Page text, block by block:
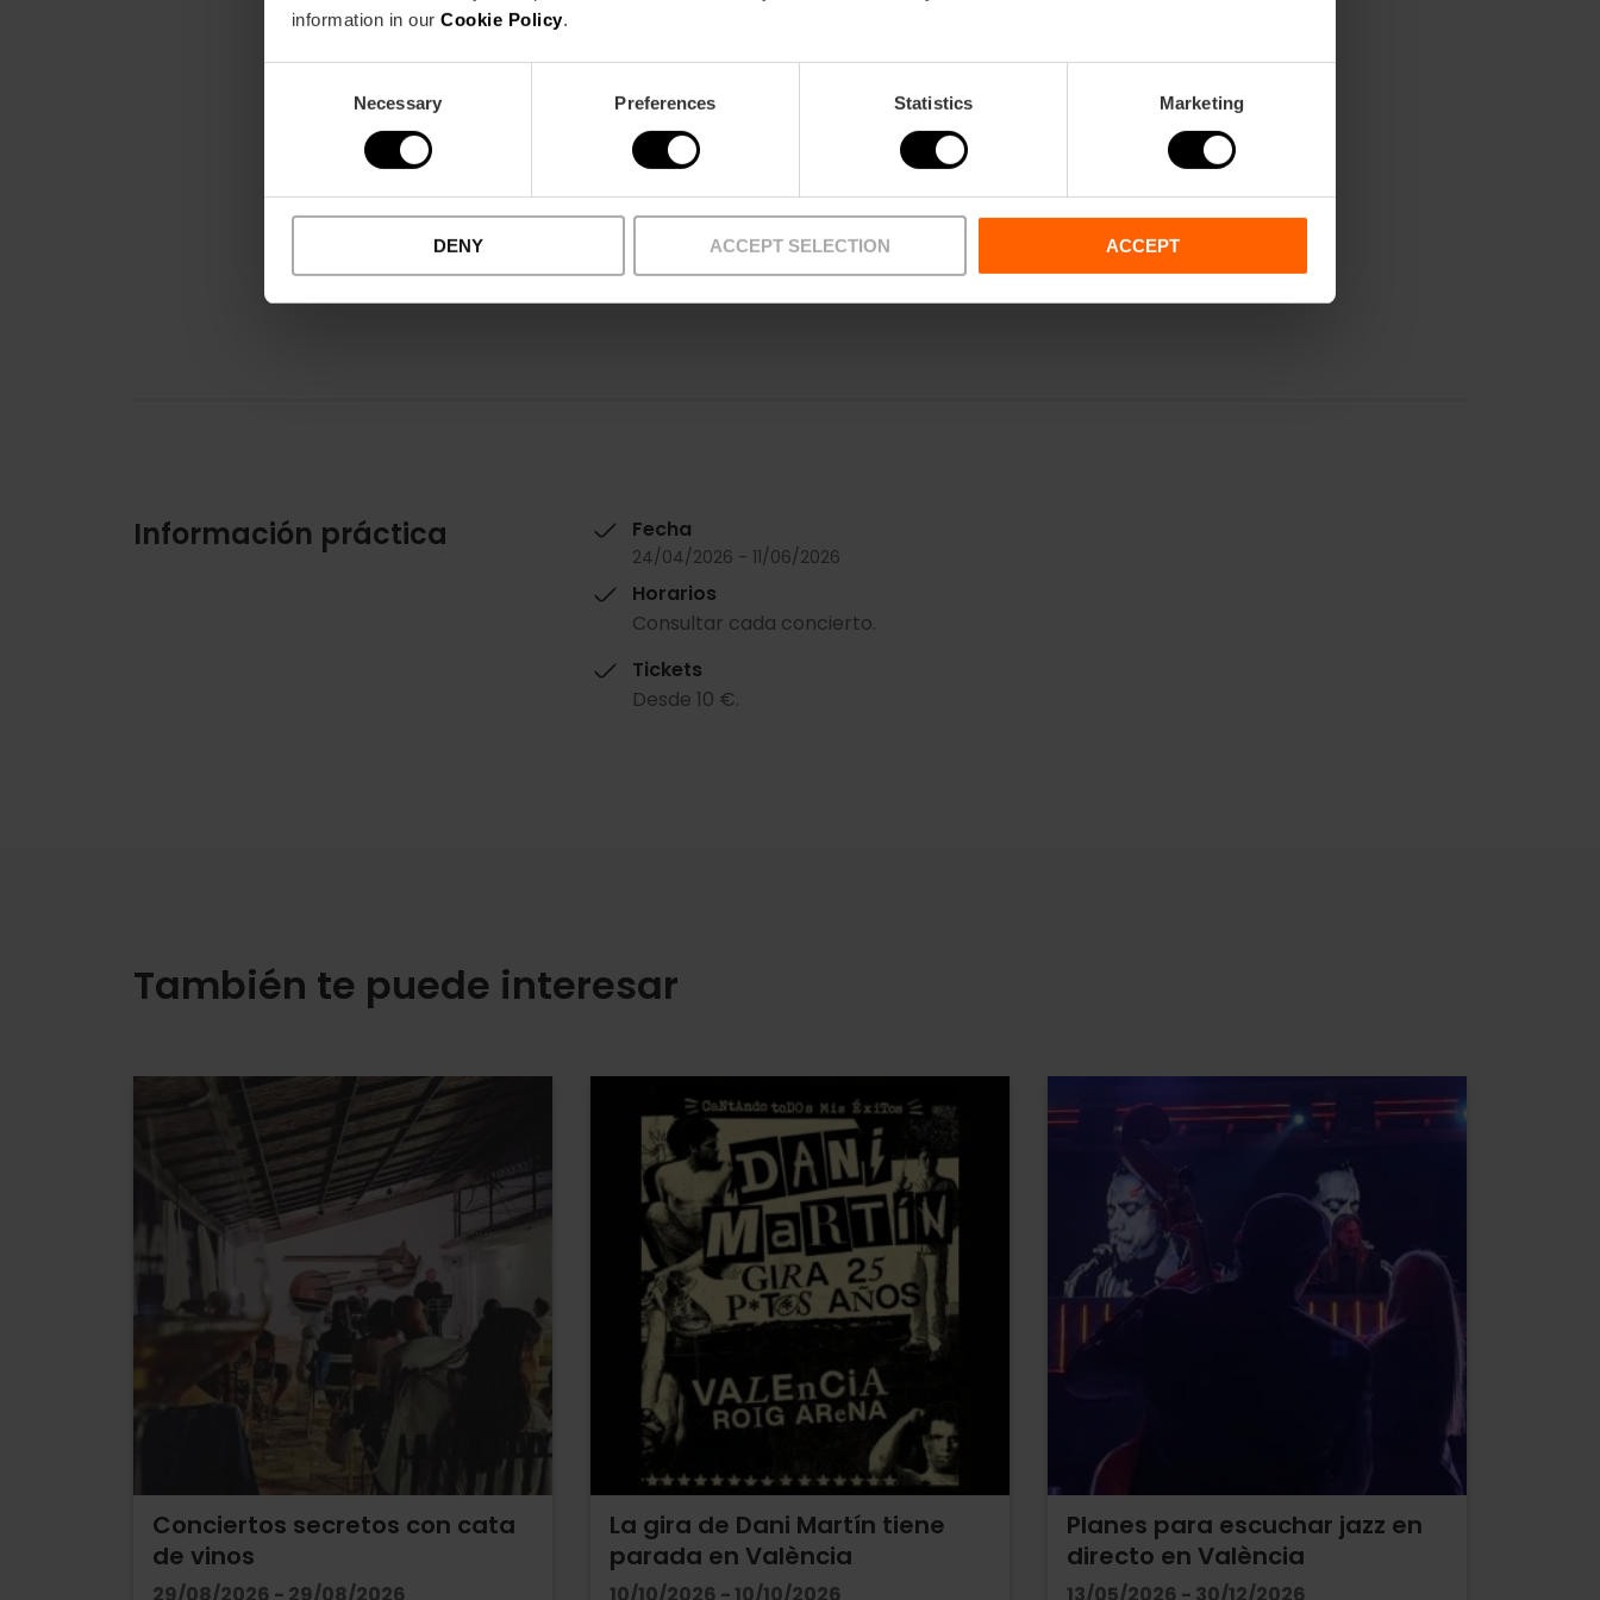
information in our Cookie Policy.
Necessary Preferences Statistics Marketing
DENY ACCEPT SELECTION ACCEPT
Claro que voy
Información práctica Fecha
24/04/2026 - 11/06/2026
Horarios
Consultar cada concierto.
Tickets
Desde 10 €.
También te puede interesar
Conciertos secretos con cata
de vinos
La gira de Dani Martín tiene
parada en València
Planes para escuchar jazz en
directo en València